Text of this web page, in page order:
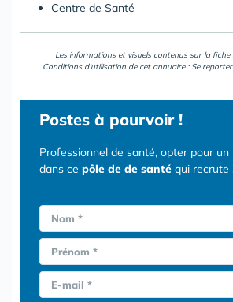
Centre de Santé
Les informations et visuels contenus sur la
Conditions d'utilisation de cet annuaire : Se
Postes à pourvoir !
Professionnel de santé, opter pour un
dans ce pôle de de santé qui recrute
Nom *
Prénom *
E-mail *